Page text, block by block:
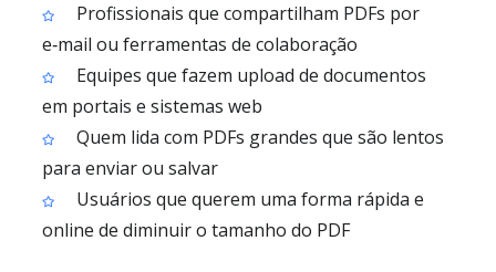
Profissionais que compartilham PDFs por
e‑mail ou ferramentas de colaboração
Equipes que fazem upload de documentos
em portais e sistemas web
Quem lida com PDFs grandes que são lentos
para enviar ou salvar
Usuários que querem uma forma rápida e
online de diminuir o tamanho do PDF